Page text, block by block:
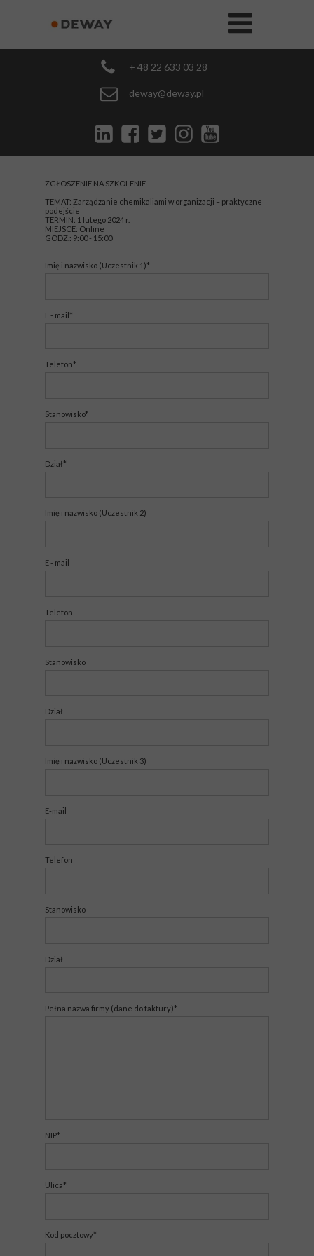
ZGŁOSZENIE NA SZKOLENIE
TEMAT: Zarządzanie chemikaliami w organizacji – praktyczne
podejście
TERMIN: 1 lutego 2024 r.
MIEJSCE: Online
GODZ.: 9:00 - 15:00
Imię i nazwisko (Uczestnik 1)*
E - mail*
Telefon*
Stanowisko*
Dział*
Imię i nazwisko (Uczestnik 2)
E - mail
Telefon
Stanowisko
Dział
Imię i nazwisko (Uczestnik 3)
E-mail
Telefon
Stanowisko
Dział
Pełna nazwa firmy (dane do faktury)*
NIP*
Ulica*
Kod pocztowy*
+ 48 22 633 03 28
deway@deway.pl